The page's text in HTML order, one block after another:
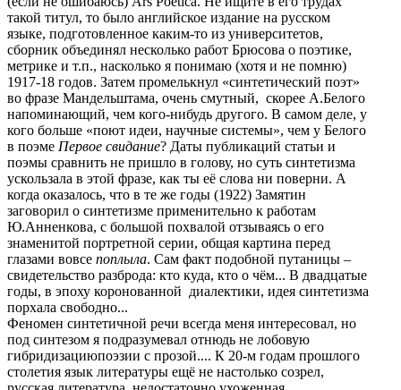
такой титул, то было английское издание на русском
языке, подготовленное каким-то из университетов,
сборник объединял несколько работ Брюсова о поэтике,
метрике и т.п., насколько я понимаю (хотя и не помню)
1917-18 годов. Затем промелькнул «синтетический поэт»
во фразе Мандельштама, очень смутный, скорее А.Белого
напоминающий, чем кого-нибудь другого. В самом деле, у
кого больше «поют идеи, научные системы», чем у Белого
в поэме Первое свидание? Даты публикаций статьи и
поэмы сравнить не пришло в голову, но суть синтетизма
ускользала в этой фразе, как ты её слова ни поверни. А
когда оказалось, что в те же годы (1922) Замятин
заговорил о синтетизме применительно к работам
Ю.Анненкова, с большой похвалой отзываясь о его
знаменитой портретной серии, общая картина перед
глазами вовсе поплыла. Сам факт подобной путаницы –
свидетельство разброда: кто куда, кто о чём... В двадцатые
годы, в эпоху коронованной диалектики, идея синтетизма
порхала свободно...
Феномен синтетичной речи всегда меня интересовал, но
под синтезом я подразумевал отнюдь не лобовую
гибридизациюпоэзии с прозой.... К 20-м годам прошлого
столетия язык литературы ещё не настолько созрел,